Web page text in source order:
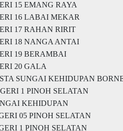
15 EMANG RAYA
16 LABAI MEKAR
17 RAHAN RIRIT
18 NANGA ANTAI
19 BERAMBAI
20 GALA
SUNGAI KEHIDUPAN
1 PINOH SELATAN
KEHIDUPAN
05 PINOH SELATAN
1 PINOH SELATAN